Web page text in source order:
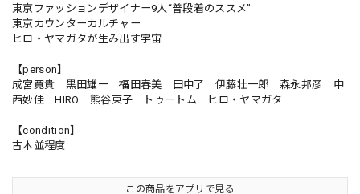
東京ファッションデザイナー9人“普段着のススメ”
東京カウンターカルチャー
ヒロ・ヤマガタが生み出す宇宙
【person】
成宮寛貴 黒田雄一 福田春美 田中了 伊藤壮一郎 森永邦彦 中
西妙佳 HIRO 熊谷東子 トゥートム ヒロ・ヤマガタ
【condition】
古本並程度
この商品をアプリで見る